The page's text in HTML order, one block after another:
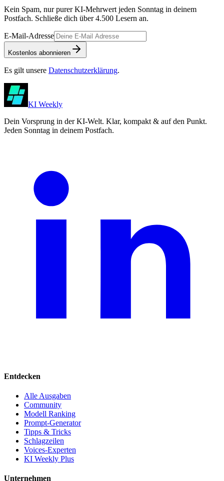
Kein Spam, nur purer KI-Mehrwert jeden Sonntag in deinem
Postfach. Schließe dich über4.500 Lesern an.
E-Mail-Adresse
Kostenlos abonnieren
Es gilt unsere Datenschutzerklärung.
KI Weekly
Dein Vorsprung in der KI-Welt. Klar, kompakt & auf den Punkt.
Jeden Sonntag in deinem Postfach.
Entdecken
Alle Ausgaben
Community
Modell Ranking
Prompt-Generator
Tipps & Tricks
Schlagzeilen
Voices-Experten
KI Weekly Plus
Unternehmen